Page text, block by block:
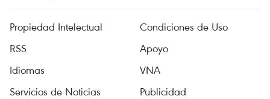
Propiedad Intelectual
Condiciones de Uso
RSS
Apoyo
Idiomas
VNA
Servicios de Noticias
Publicidad